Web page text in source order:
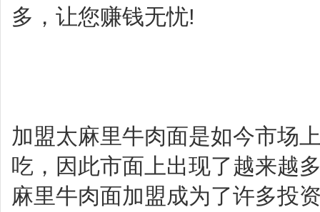
多，让您赚钱无忧!
加盟太麻里牛肉面是如今市场
吃，因此市面上出现了越来越
麻里牛肉面加盟成为了许多投